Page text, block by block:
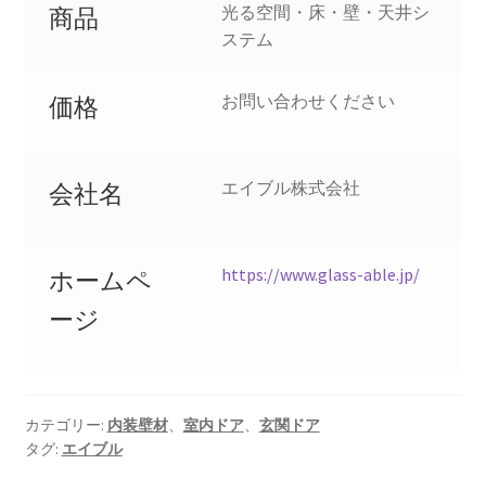
商品
光る空間・床・壁・天井シ
ステム
価格 お問い合わせください
会社名 エイブル株式会社
ホームペ
ージ
https://www.glass-able.jp/
カテゴリー: 内装壁材、 室内ドア、 玄関ドア
タグ: エイブル